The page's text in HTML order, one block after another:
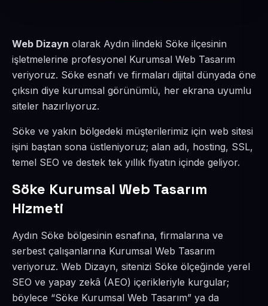
Web Dizayn olarak Aydın ilindeki Söke ilçesinin
işletmelerine profesyonel Kurumsal Web Tasarım
veriyoruz. Söke esnafı ve firmaları dijital dünyada öne
çıksın diye kurumsal görünümlü, her ekrana uyumlu
siteler hazırlıyoruz.
Söke ve yakın bölgedeki müşterilerimiz için web sitesi
işini baştan sona üstleniyoruz; alan adı, hosting, SSL,
temel SEO ve destek tek yıllık fiyatın içinde geliyor.
Söke Kurumsal Web Tasarım
Hizmeti
Aydın Söke bölgesinin esnafına, firmalarına ve
serbest çalışanlarına Kurumsal Web Tasarım
veriyoruz. Web Dizayn, sitenizi Söke ölçeğinde yerel
SEO ve yapay zekâ (AEO) içerikleriyle kurgular;
böylece “Söke Kurumsal Web Tasarım” ya da